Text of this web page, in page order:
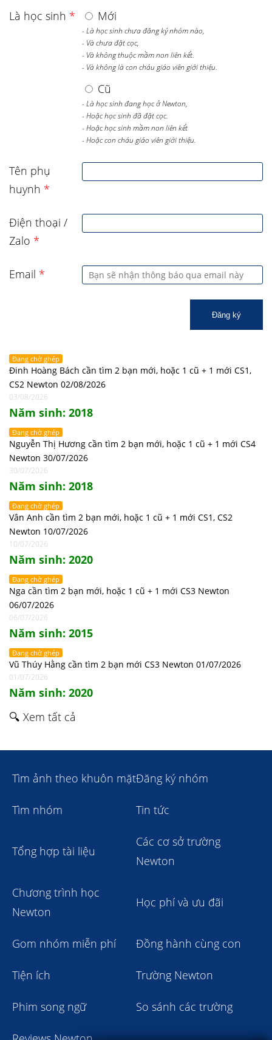
Là học sinh * Mới
- Là học sinh chưa đăng ký nhóm nào,
- Và chưa đặt cọc,
- Và không thuộc mầm non liên kết.
- Và không là con cháu giáo viên giới thiệu.
Cũ
- Là học sinh đang học ở Newton,
- Hoặc học sinh đã đặt cọc.
- Hoặc học sinh mầm non liên kết
- Hoặc con cháu giáo viên giới thiệu.
Tên phụ
huynh *
Điện thoại /
Zalo *
Email *
Đăng ký
Đang chờ ghép
Đinh Hoàng Bách cần tìm 2 bạn mới, hoặc 1 cũ + 1 mới CS1,
CS2 Newton 02/08/2026
03/08/2026
Năm sinh: 2018
Đang chờ ghép
Nguyễn Thị Hương cần tìm 2 bạn mới, hoặc 1 cũ + 1 mới CS4
Newton 30/07/2026
30/07/2026
Năm sinh: 2018
Đang chờ ghép
Vân Anh cần tìm 2 bạn mới, hoặc 1 cũ + 1 mới CS1, CS2
Newton 10/07/2026
10/07/2026
Năm sinh: 2020
Đang chờ ghép
Nga cần tìm 2 bạn mới, hoặc 1 cũ + 1 mới CS3 Newton
06/07/2026
06/07/2026
Năm sinh: 2015
Đang chờ ghép
Vũ Thúy Hằng cần tìm 2 bạn mới CS3 Newton 01/07/2026
01/07/2026
Năm sinh: 2020
🔍 Xem tất cả
Tìm ảnh theo khuôn mặtĐăng ký nhóm
Tìm nhóm Tin tức
Tổng hợp tài liệu
Các cơ sở trường
Newton
Chương trình học
Newton
Học phí và ưu đãi
Gom nhóm miễn phí Đồng hành cùng con
Tiện ích Trường Newton
Phim song ngữ So sánh các trường